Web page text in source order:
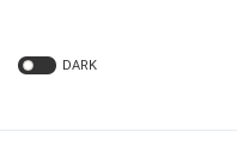
DARK